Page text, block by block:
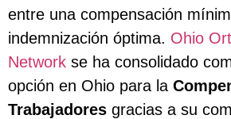
entre una compensación
indemnización óptima. Ohio
Network se ha consolidado
opción en Ohio para la
Trabajadores gracias a su